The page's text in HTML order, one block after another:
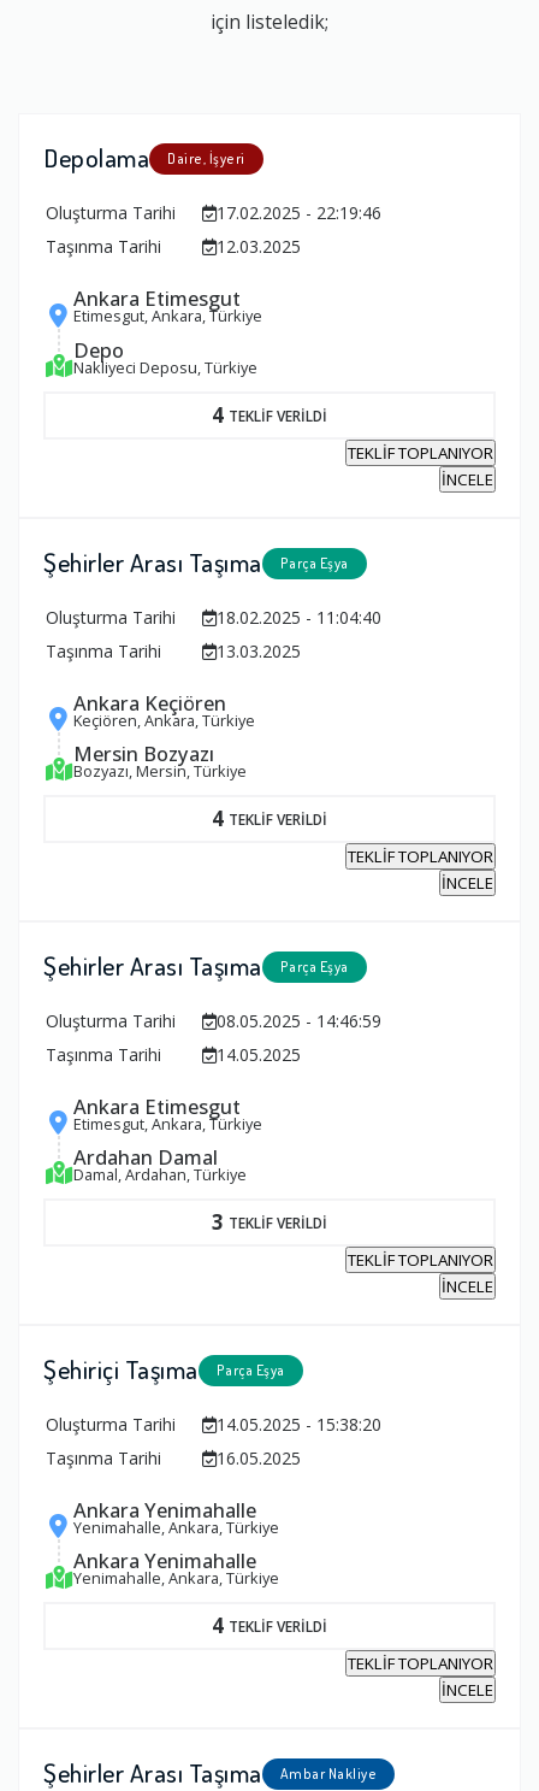
için listeledik;
Depolama Daire, İşyeri
Oluşturma Tarihi
17.02.2025 - 22:19:46
Taşınma Tarihi
12.03.2025
Ankara Etimesgut
Etimesgut, Ankara, Türkiye
Depo
Nakliyeci Deposu, Türkiye
4 TEKLİF VERİLDİ
TEKLİF TOPLANIYOR
İNCELE
Şehirler Arası Taşıma Parça Eşya
Oluşturma Tarihi
18.02.2025 - 11:04:40
Taşınma Tarihi
13.03.2025
Ankara Keçiören
Keçiören, Ankara, Türkiye
Mersin Bozyazı
Bozyazı, Mersin, Türkiye
4 TEKLİF VERİLDİ
TEKLİF TOPLANIYOR
İNCELE
Şehirler Arası Taşıma Parça Eşya
Oluşturma Tarihi
08.05.2025 - 14:46:59
Taşınma Tarihi
14.05.2025
Ankara Etimesgut
Etimesgut, Ankara, Türkiye
Ardahan Damal
Damal, Ardahan, Türkiye
3 TEKLİF VERİLDİ
TEKLİF TOPLANIYOR
İNCELE
Şehiriçi Taşıma Parça Eşya
Oluşturma Tarihi
14.05.2025 - 15:38:20
Taşınma Tarihi
16.05.2025
Ankara Yenimahalle
Yenimahalle, Ankara, Türkiye
Ankara Yenimahalle
Yenimahalle, Ankara, Türkiye
4 TEKLİF VERİLDİ
TEKLİF TOPLANIYOR
İNCELE
Şehirler Arası Taşıma Ambar Nakliye